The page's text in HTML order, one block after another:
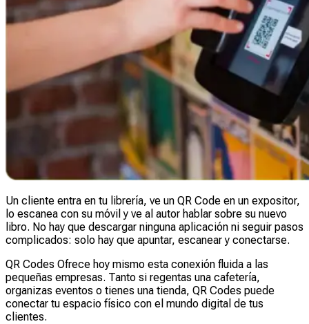
Un cliente entra en tu librería, ve un QR Code en un expositor,
lo escanea con su móvil y ve al autor hablar sobre su nuevo
libro. No hay que descargar ninguna aplicación ni seguir pasos
complicados: solo hay que apuntar, escanear y conectarse.
QR Codes Ofrece hoy mismo esta conexión fluida a las
pequeñas empresas. Tanto si regentas una cafetería,
organizas eventos o tienes una tienda, QR Codes puede
conectar tu espacio físico con el mundo digital de tus
clientes.